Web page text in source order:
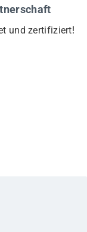
und zertifiziert!